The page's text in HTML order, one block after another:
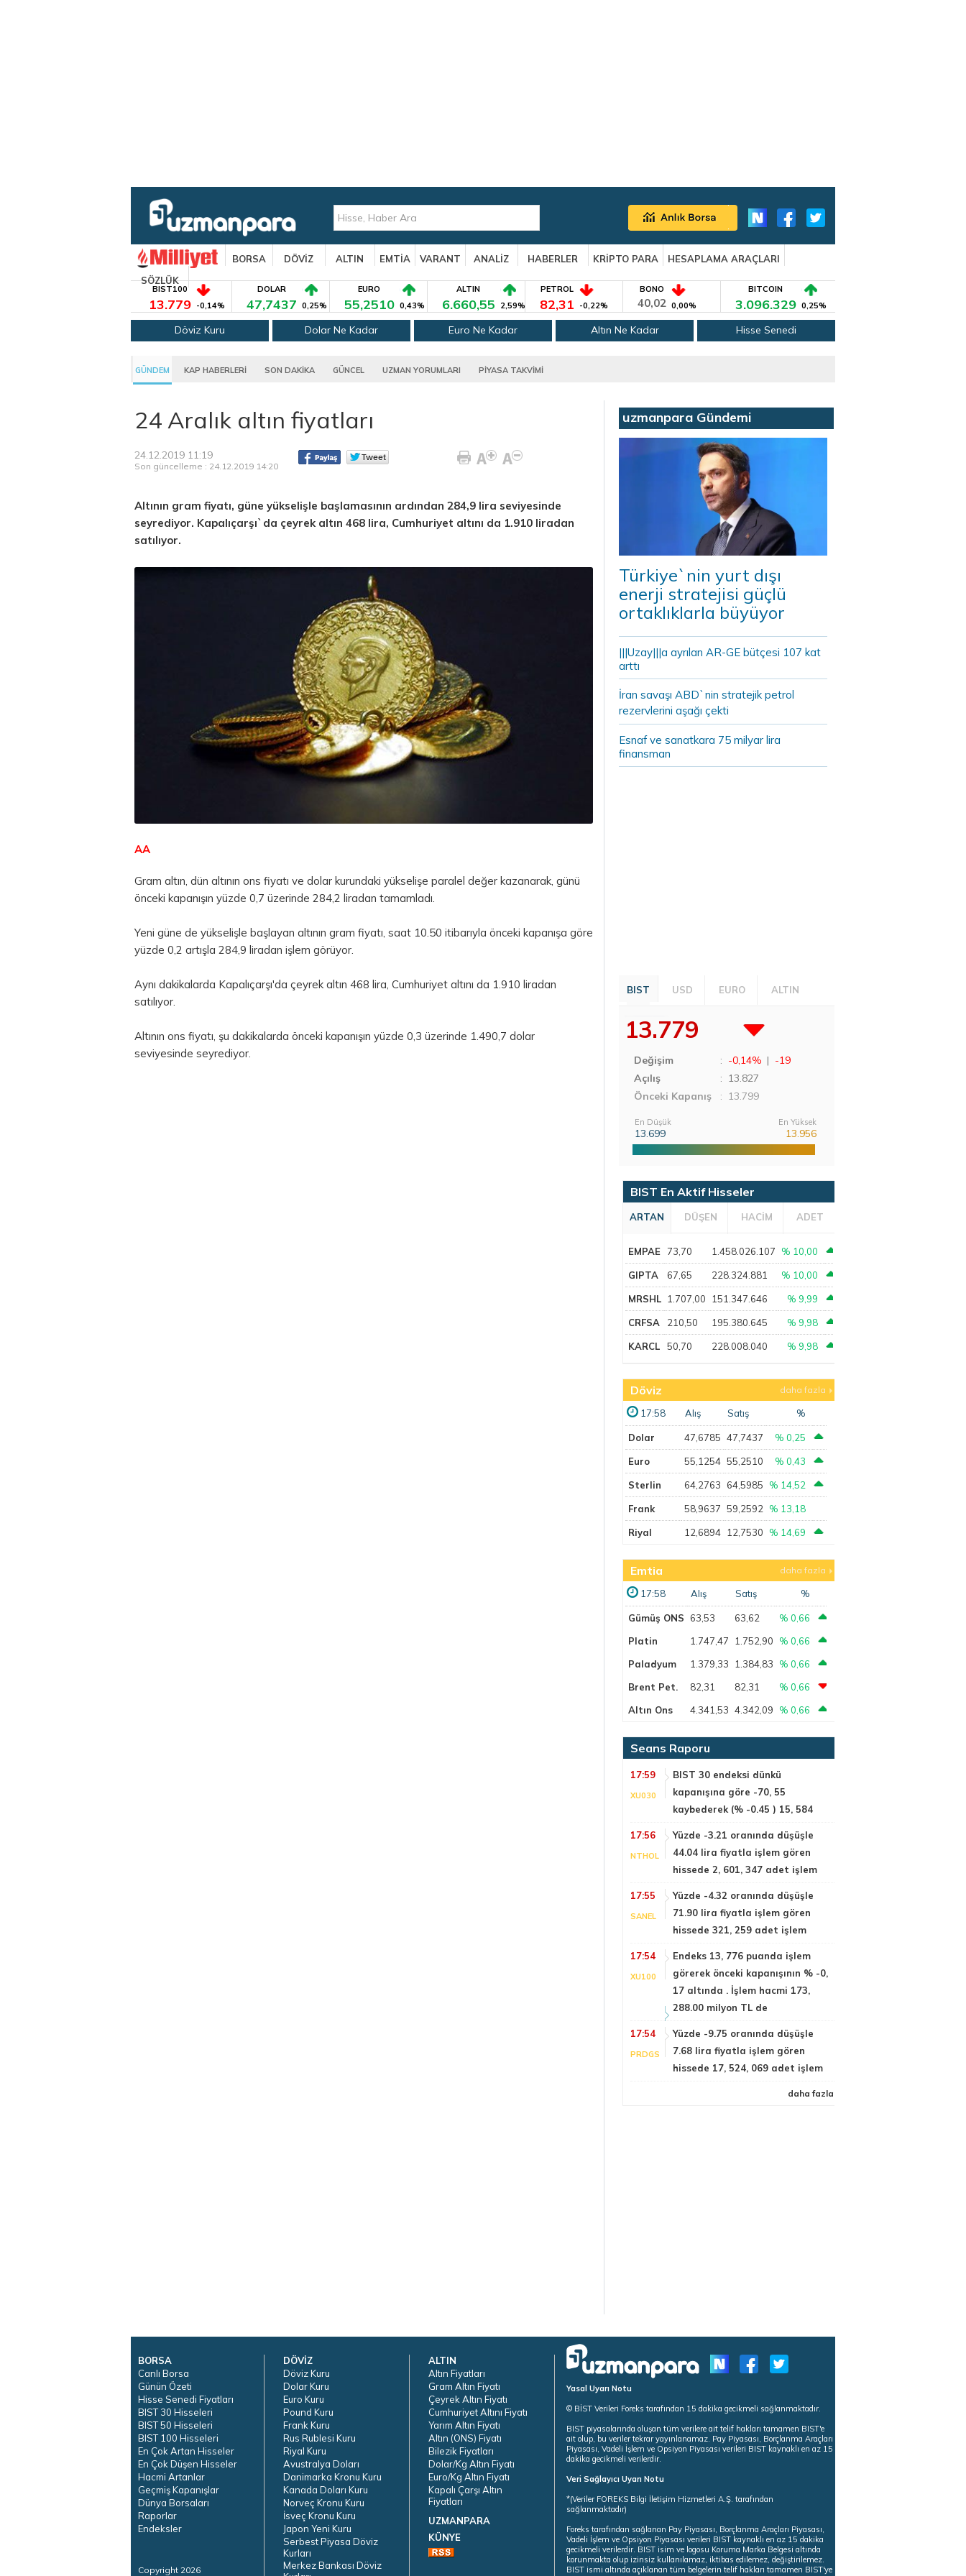
BORSA DÖVİZ ALTIN EMTİA VARANT ANALİZ HABERLER KRİPTO PARA
HESAPLAMA ARAÇLARI
SÖZLÜK
BIST100
13.779 -0,14%
DOLAR
47,7437 0,25%
EURO
55,2510 0,43%
ALTIN
6.660,55 2,59%
PETROL
82,31 -0,22%
BONO
40,02 0,00%
BITCOIN
3.096.329 0,25%
Döviz Kuru Dolar Ne Kadar Euro Ne Kadar Altın Ne Kadar Hisse Senedi
GÜNDEM KAP HABERLERİ SON DAKİKA GÜNCEL UZMAN YORUMLARI PİYASA TAKVİMİ
24 Aralık altın fiyatları
24.12.2019 11:19
Son güncelleme : 24.12.2019 14:20
Altının gram fiyatı, güne yükselişle başlamasının ardından 284,9 lira seviyesinde
seyrediyor. Kapalıçarşı`da çeyrek altın 468 lira, Cumhuriyet altını da 1.910 liradan
satılıyor.
AA
Gram altın, dün altının ons fiyatı ve dolar kurundaki yükselişe paralel değer kazanarak, günü
önceki kapanışın yüzde 0,7 üzerinde 284,2 liradan tamamladı.
Yeni güne de yükselişle başlayan altının gram fiyatı, saat 10.50 itibarıyla önceki kapanışa göre
yüzde 0,2 artışla 284,9 liradan işlem görüyor.
Aynı dakikalarda Kapalıçarşı'da çeyrek altın 468 lira, Cumhuriyet altını da 1.910 liradan
satılıyor.
Altının ons fiyatı, şu dakikalarda önceki kapanışın yüzde 0,3 üzerinde 1.490,7 dolar
seviyesinde seyrediyor.
uzmanpara Gündemi
Türkiye`nin yurt dışı
enerji stratejisi güçlü
ortaklıklarla büyüyor
|||Uzay|||a ayrılan AR-GE bütçesi 107 kat
arttı
İran savaşı ABD`nin stratejik petrol
rezervlerini aşağı çekti
Esnaf ve sanatkara 75 milyar lira
finansman
BIST USD EURO ALTIN
13.779
Değişim : -0,14% | -19
Açılış
: 13.827
Önceki Kapanış
: 13.799
En Düşük
13.699
En Yüksek
13.956
BIST En Aktif Hisseler
ARTAN DÜŞEN HACİM ADET
EMPAE 73,70 1.458.026.107 % 10,00
GIPTA 67,65 228.324.881 % 10,00
MRSHL 1.707,00 151.347.646 % 9,99
CRFSA 210,50 195.380.645 % 9,98
KARCL 50,70 228.008.040 % 9,98
Döviz daha fazla
17:58 Alış Satış %
Dolar 47,6785 47,7437 % 0,25
Euro 55,1254 55,2510 % 0,43
Sterlin 64,2763 64,5985 % 14,52
Frank 58,9637 59,2592 % 13,18
Riyal 12,6894 12,7530 % 14,69
Emtia daha fazla
17:58 Alış Satış %
Gümüş ONS 63,53 63,62
% 0,66
Platin
1.747,47 1.752,90
% 0,66
Paladyum
1.379,33 1.384,83
% 0,66
Brent Pet.
82,31 82,31
% 0,66
Altın Ons
4.341,53 4.342,09 % 0,66
Seans Raporu
17:59
XU030
BIST 30 endeksi dünkü
kapanışına göre -70, 55
kaybederek (% -0.45 ) 15, 584
17:56
NTHOL
Yüzde -3.21 oranında düşüşle
44.04 lira fiyatla işlem gören
hissede 2, 601, 347 adet işlem
17:55
SANEL
Yüzde -4.32 oranında düşüşle
71.90 lira fiyatla işlem gören
hissede 321, 259 adet işlem
17:54
XU100
Endeks 13, 776 puanda işlem
görerek önceki kapanışının % -0,
17 altında . İşlem hacmi 173,
288.00 milyon TL de
17:54
PRDGS
Yüzde -9.75 oranında düşüşle
7.68 lira fiyatla işlem gören
hissede 17, 524, 069 adet işlem
daha fazla
BORSA
Canlı Borsa
Günün Özeti
Hisse Senedi Fiyatları
BIST 30 Hisseleri
BIST 50 Hisseleri
BIST 100 Hisseleri
En Çok Artan Hisseler
En Çok Düşen Hisseler
Hacmi Artanlar
Geçmiş Kapanışlar
Dünya Borsaları
Raporlar
Endeksler
Copyright 2026
DÖVİZ
Döviz Kuru
Dolar Kuru
Euro Kuru
Pound Kuru
Frank Kuru
Rus Rublesi Kuru
Riyal Kuru
Avustralya Doları
Danimarka Kronu Kuru
Kanada Doları Kuru
Norveç Kronu Kuru
İsveç Kronu Kuru
Japon Yeni Kuru
Serbest Piyasa Döviz
Kurları
Merkez Bankası Döviz
ALTIN
Altın Fiyatları
Gram Altın Fiyatı
Çeyrek Altın Fiyatı
Cumhuriyet Altını Fiyatı
Yarım Altın Fiyatı
Altın (ONS) Fiyatı
Bilezik Fiyatları
Dolar/Kg Altın Fiyatı
Euro/Kg Altın Fiyatı
Kapalı Çarşı Altın
Fiyatları
UZMANPARA
KÜNYE
Yasal Uyarı Notu
© BİST Verileri Foreks tarafından 15 dakika gecikmeli sağlanmaktadır.
BIST piyasalarında oluşan tüm verilere ait telif hakları tamamen BIST'e
ait olup, bu veriler tekrar yayınlanamaz. Pay Piyasası, Borçlanma Araçları
Piyasası, Vadeli İşlem ve Opsiyon Piyasası verileri BIST kaynaklı en az 15
dakika gecikmeli verilerdir.
Veri Sağlayıcı Uyarı Notu
*(Veriler FOREKS Bilgi İletişim Hizmetleri A.Ş. tarafından
sağlanmaktadır)
Foreks tarafından sağlanan Pay Piyasası, Borçlanma Araçları Piyasası,
Vadeli İşlem ve Opsiyon Piyasası verileri BIST kaynaklı en az 15 dakika
gecikmeli verilerdir. BIST isim ve logosu Koruma Marka Belgesi altında
korunmakta olup izinsiz kullanılamaz, iktibas edilemez, değiştirilemez.
BIST ismi altında açıklanan tüm belgelerin telif hakları tamamen BIST'ye